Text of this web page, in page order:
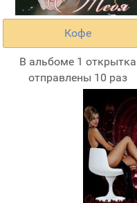
Кофе
В альбоме 1 открытка
отправлены 10 раз